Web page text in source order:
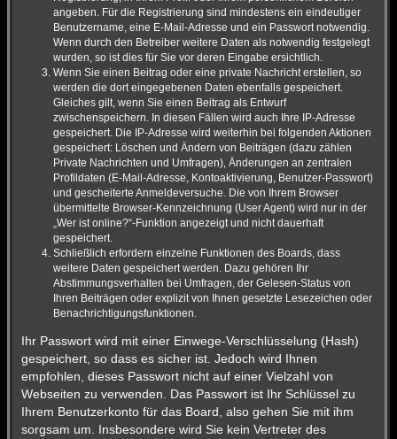
angeben. Für die Registrierung sind mindestens ein eindeutiger
Benutzername, eine E-Mail-Adresse und ein Passwort notwendig.
Wenn durch den Betreiber weitere Daten als notwendig festgelegt
wurden, so ist dies für Sie vor deren Eingabe ersichtlich.
Wenn Sie einen Beitrag oder eine private Nachricht erstellen, so
werden die dort eingegebenen Daten ebenfalls gespeichert.
Gleiches gilt, wenn Sie einen Beitrag als Entwurf
zwischenspeichern. In diesen Fällen wird auch Ihre IP-Adresse
gespeichert. Die IP-Adresse wird weiterhin bei folgenden Aktionen
gespeichert: Löschen und Ändern von Beiträgen (dazu zählen
Private Nachrichten und Umfragen), Änderungen an zentralen
Profildaten (E-Mail-Adresse, Kontoaktivierung, Benutzer-Passwort)
und gescheiterte Anmeldeversuche. Die von Ihrem Browser
übermittelte Browser-Kennzeichnung (User Agent) wird nur in der
„Wer ist online?“-Funktion angezeigt und nicht dauerhaft
gespeichert.
Schließlich erfordern einzelne Funktionen des Boards, dass
weitere Daten gespeichert werden. Dazu gehören Ihr
Abstimmungsverhalten bei Umfragen, der Gelesen-Status von
Ihren Beiträgen oder explizit von Ihnen gesetzte Lesezeichen oder
Benachrichtigungsfunktionen.
Ihr Passwort wird mit einer Einwege-Verschlüsselung (Hash)
gespeichert, so dass es sicher ist. Jedoch wird Ihnen
empfohlen, dieses Passwort nicht auf einer Vielzahl von
Webseiten zu verwenden. Das Passwort ist Ihr Schlüssel zu
Ihrem Benutzerkonto für das Board, also gehen Sie mit ihm
sorgsam um. Insbesondere wird Sie kein Vertreter des